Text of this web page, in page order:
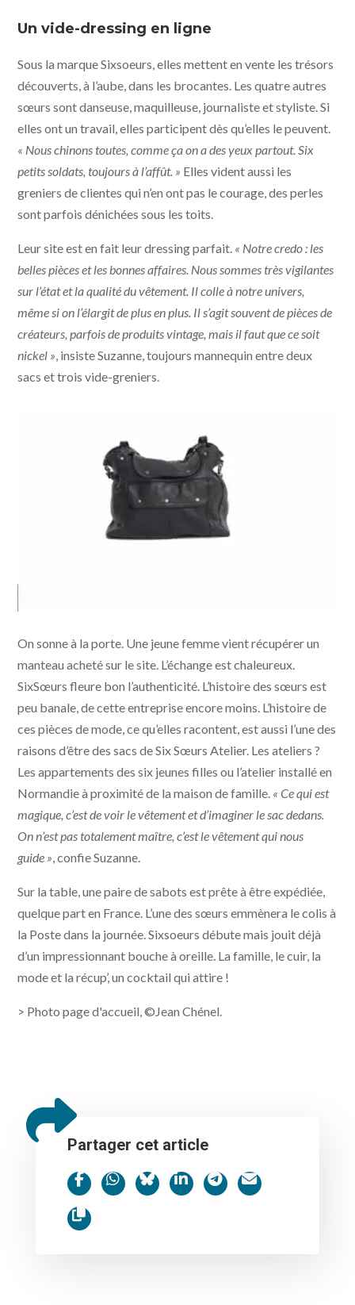
Un vide-dressing en ligne
Sous la marque Sixsoeurs, elles mettent en vente les trésors
découverts, à l’aube, dans les brocantes. Les quatre autres
sœurs sont danseuse, maquilleuse, journaliste et styliste. Si
elles ont un travail, elles participent dès qu’elles le peuvent.
« Nous chinons toutes, comme ça on a des yeux partout. Six
petits soldats, toujours à l’affût. » Elles vident aussi les
greniers de clientes qui n’en ont pas le courage, des perles
sont parfois dénichées sous les toits.
Leur site est en fait leur dressing parfait. « Notre credo : les
belles pièces et les bonnes affaires. Nous sommes très vigilantes
sur l’état et la qualité du vêtement. Il colle à notre univers,
même si on l’élargit de plus en plus. Il s’agit souvent de pièces de
créateurs, parfois de produits vintage, mais il faut que ce soit
nickel », insiste Suzanne, toujours mannequin entre deux
sacs et trois vide-greniers.
On sonne à la porte. Une jeune femme vient récupérer un
manteau acheté sur le site. L’échange est chaleureux.
SixSœurs fleure bon l’authenticité. L’histoire des sœurs est
peu banale, de cette entreprise encore moins. L’histoire de
ces pièces de mode, ce qu’elles racontent, est aussi l’une des
raisons d’être des sacs de Six Sœurs Atelier. Les ateliers ?
Les appartements des six jeunes filles ou l’atelier installé en
Normandie à proximité de la maison de famille. « Ce qui est
magique, c’est de voir le vêtement et d’imaginer le sac dedans.
On n’est pas totalement maître, c’est le vêtement qui nous
guide », confie Suzanne.
Sur la table, une paire de sabots est prête à être expédiée,
quelque part en France. L’une des sœurs emmènera le colis à
la Poste dans la journée. Sixsoeurs débute mais jouit déjà
d’un impressionnant bouche à oreille. La famille, le cuir, la
mode et la récup’, un cocktail qui attire !
> Photo page d'accueil, ©Jean Chénel.
Partager cet article